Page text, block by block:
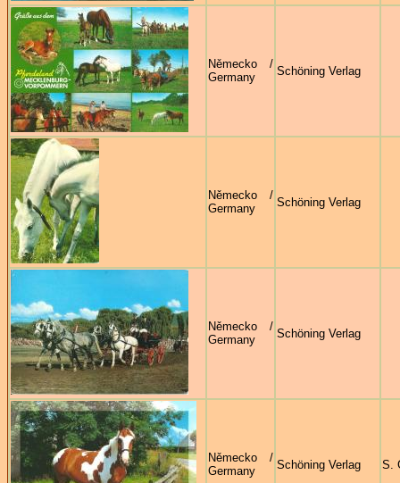
Německo /
Germany
Schöning Verlag
Německo /
Germany
Schöning Verlag
Německo /
Germany
Schöning Verlag
Německo /
Germany
Schöning Verlag S.